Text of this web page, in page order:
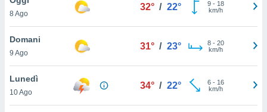
è
al sito
di
ci
di
8 Ago
32° / 22° 9- 18
km/h
Domani
9 Ago
31° / 23° 8- 20
km/h
Lunedì
10 Ago
34° / 22° 6- 16
km/h